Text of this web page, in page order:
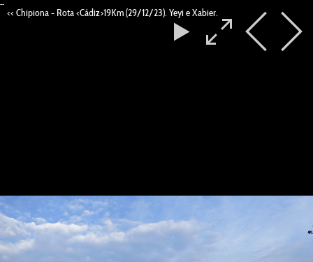
<< Chipiona - Rota <Cádiz>19Km (29/12/23). Yeyi e Xabier.
--